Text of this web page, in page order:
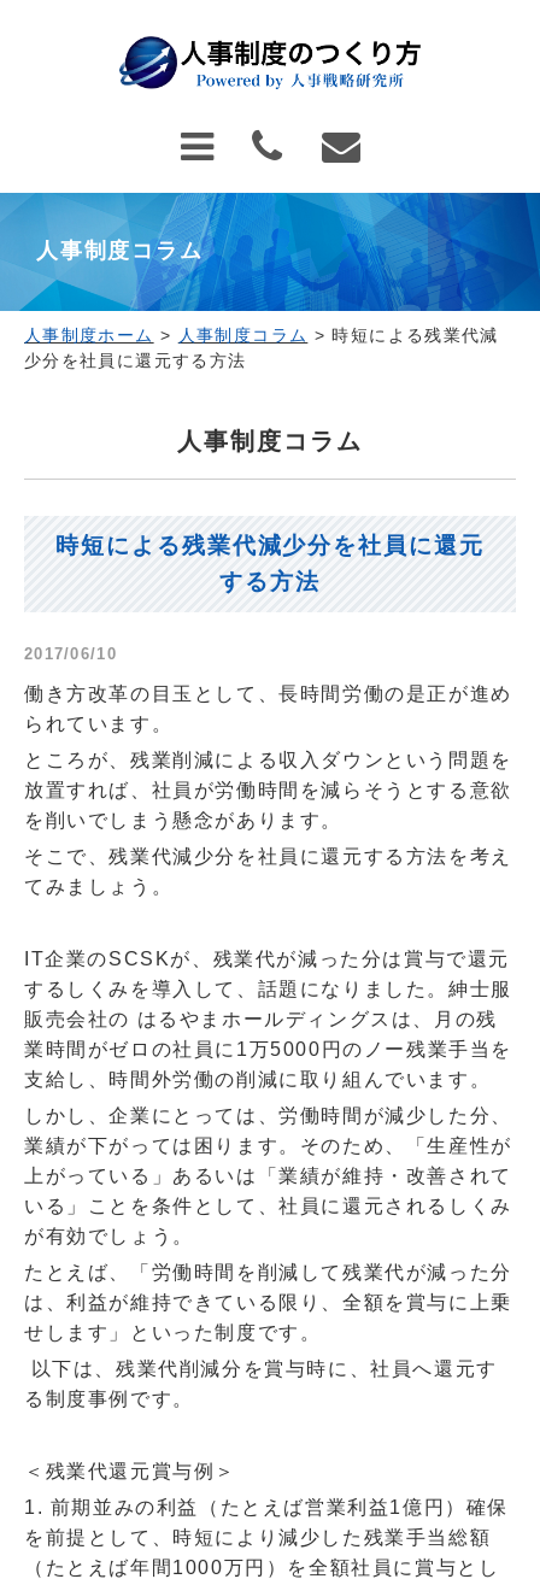
人事制度コラム
人事制度ホーム > 人事制度コラム >時短による残業代減
少分を社員に還元する方法
人事制度コラム
時短による残業代減少分を社員に還元
する方法
2017/06/10
働き方改革の目玉として、長時間労働の是正が進め
られています。
ところが、残業削減による収入ダウンという問題を
放置すれば、社員が労働時間を減らそうとする意欲
を削いでしまう懸念があります。
そこで、残業代減少分を社員に還元する方法を考え
てみましょう。
IT企業のSCSKが、残業代が減った分は賞与で還元
するしくみを導入して、話題になりました。紳士服
販売会社の はるやまホールディングスは、月の残
業時間がゼロの社員に1万5000円のノー残業手当を
支給し、時間外労働の削減に取り組んでいます。
しかし、企業にとっては、労働時間が減少した分、
業績が下がっては困ります。そのため、「生産性が
上がっている」あるいは「業績が維持・改善されて
いる」ことを条件として、社員に還元されるしくみ
が有効でしょう。
たとえば、「労働時間を削減して残業代が減った分
は、利益が維持できている限り、全額を賞与に上乗
せします」といった制度です。
以下は、残業代削減分を賞与時に、社員へ還元す
る制度事例です。
＜残業代還元賞与例＞
1. 前期並みの利益（たとえば営業利益1億円）確保
を前提として、時短により減少した残業手当総額
（たとえば年間1000万円）を全額社員に賞与とし